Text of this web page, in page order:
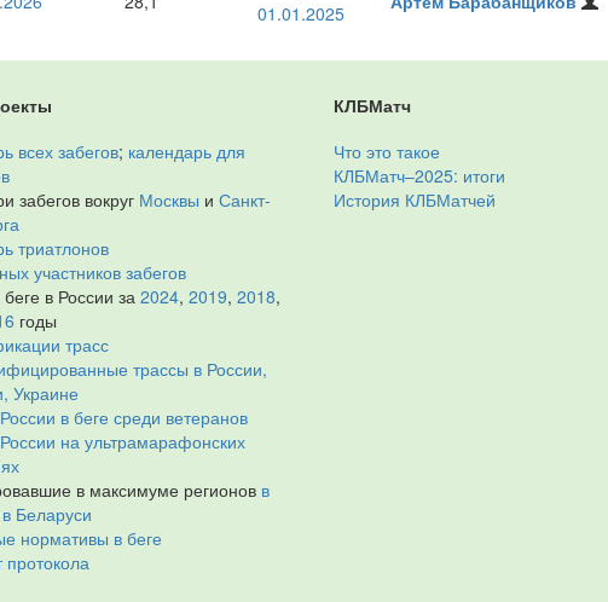
01.01.2025
всех забегов; календарь для
забегов вокруг Москвы и Санкт-
триатлонов
участников забегов
в России за 2024, 2019, 2018,
годы
трасс
трассы в России,
Украине
в беге среди ветеранов
на ультрамарафонских
в максимуме регионов в
в Беларуси
нормативы в беге
протокола
КЛБМатч
Что это такое
КЛБМатч–2025: итоги
История КЛБМатчей